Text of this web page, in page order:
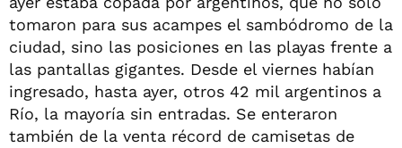
tomaron para sus acampes el sambódromo de la
ciudad, sino las posiciones en las playas frente a
las pantallas gigantes. Desde el viernes habían
ingresado, hasta ayer, otros 42 mil argentinos a
Río, la mayoría sin entradas. Se enteraron
también de la venta récord de camisetas de